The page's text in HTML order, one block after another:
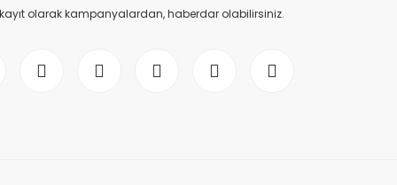
olarak kampanyalardan, haberdar olabilirsiniz.